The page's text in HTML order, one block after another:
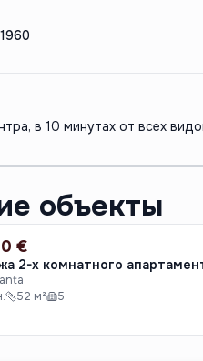
1960
в 10 минутах от всех
объекты
€
2-х комнатного
52 м² 5